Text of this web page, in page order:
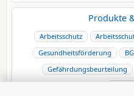
Produkte
Arbeitsschutz
Gesundheitsförderung
Gefährdungsbeurteilung